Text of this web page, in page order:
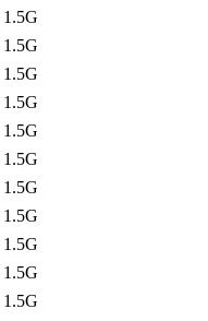
1.5G
1.5G
1.5G
1.5G
1.5G
1.5G
1.5G
1.5G
1.5G
1.5G
1.5G